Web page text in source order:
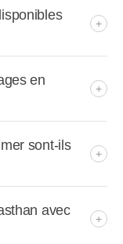
en
sont-ils